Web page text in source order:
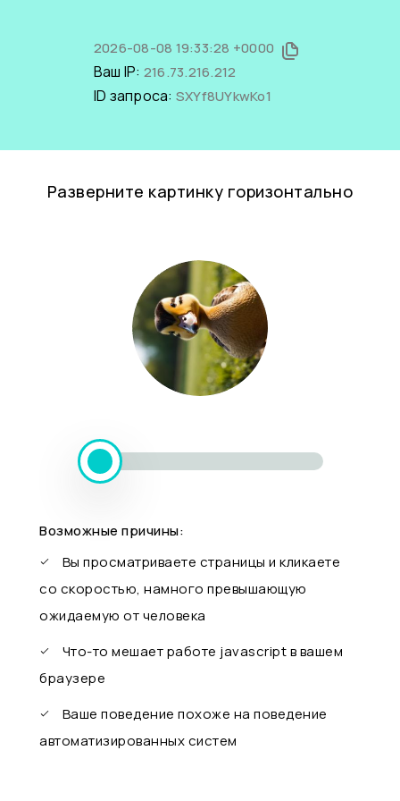
2026-08-08 19:33:28 +0000
Ваш IP: 216.73.216.212
ID запроса: SXYf8UYkwKo1
Разверните картинку горизонтально
Возможные причины:
Вы просматриваете страницы и кликаете
со скоростью, намного превышающую
ожидаемую от человека
Что-то мешает работе javascript в вашем
браузере
Ваше поведение похоже на поведение
автоматизированных систем